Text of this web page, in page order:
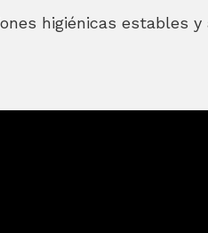
higiénicas estables